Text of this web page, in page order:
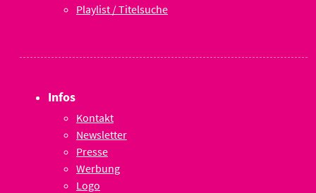
Playlist / Titelsuche
Infos
Kontakt
Newsletter
Presse
Werbung
Logo